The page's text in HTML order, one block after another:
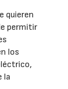
quieren
permitir
los
la